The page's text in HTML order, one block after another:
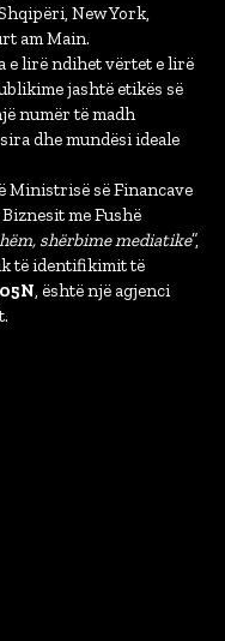
New York,
am Main.
e lirë ndihet vërtet e lirë
jashtë etikës së
numër të madh
dhe mundësi ideale
Ministrisë së Financave
me Fushë
shërbime mediatike”,
të identifikimit të
, është një agjenci